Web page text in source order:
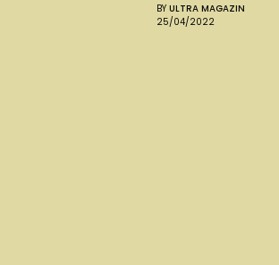
BY ULTRA MAGAZIN
25/04/2022